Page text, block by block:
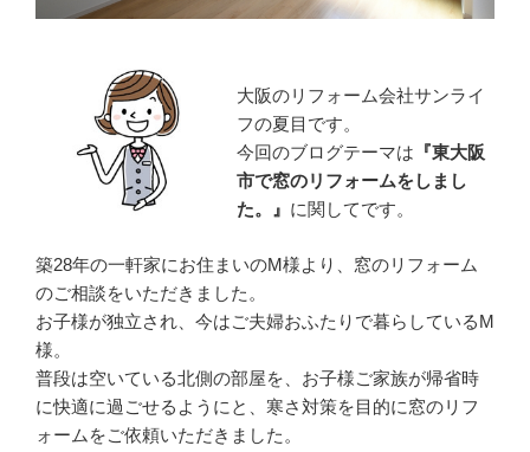
大阪のリフォーム会社サンライ
フの夏目です。
今回のブログテーマは 『東大阪
市で窓のリフォームをしまし
た。』 に関してです。
築28年の一軒家にお住まいのM様より、窓のリフォーム
のご相談をいただきました。
お子様が独立され、今はご夫婦おふたりで暮らしているM
様。
普段は空いている北側の部屋を、お子様ご家族が帰省時
に快適に過ごせるようにと、寒さ対策を目的に窓のリフ
ォームをご依頼いただきました。